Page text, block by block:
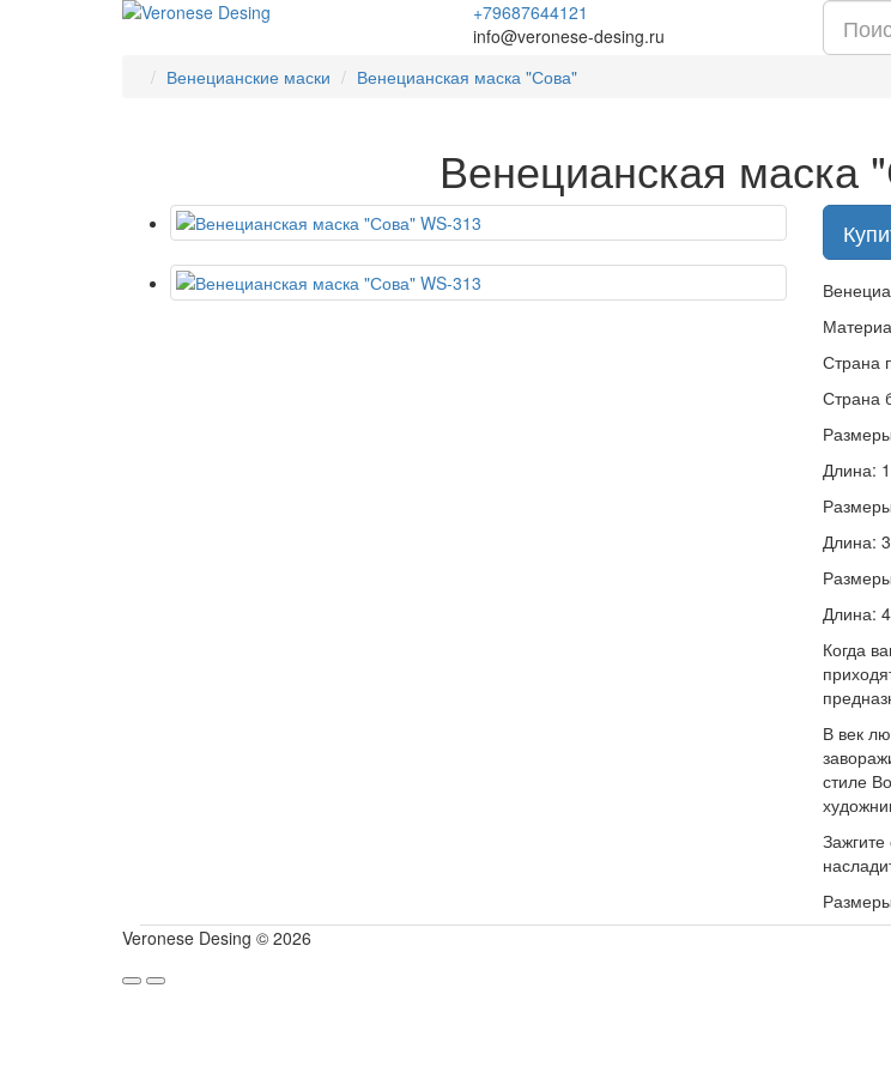
+79687644121
info@veronese-desing.ru
Венецианские маски
Венецианская маска "Сова"
Венецианская маска
Страна
Страна
Длина:
Длина:
Длина:
Когда
В век
стиле
Veronese Desing © 2026